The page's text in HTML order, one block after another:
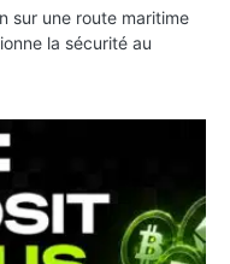
sur une route maritime
la sécurité au
Bonus : jusqu’à 5